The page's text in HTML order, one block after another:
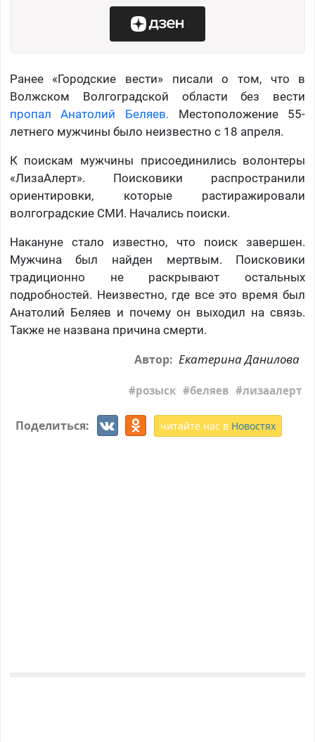
Ранее «Городские вести» писали о том, что в
Волжском Волгоградской области без вести
пропал Анатолий Беляев. Местоположение 55-
летнего мужчины было неизвестно с 18 апреля.
К поискам мужчины присоединились волонтеры
«ЛизаАлерт». Поисковики распространили
ориентировки, которые растиражировали
волгоградские СМИ. Начались поиски.
Накануне стало известно, что поиск завершен.
Мужчина был найден мертвым. Поисковики
традиционно не раскрывают остальных
подробностей. Неизвестно, где все это время был
Анатолий Беляев и почему он выходил на связь.
Также не названа причина смерти.
Автор: Екатерина Данилова
розыск беляев лизаалерт
Поделиться: читайте нас в Новостях